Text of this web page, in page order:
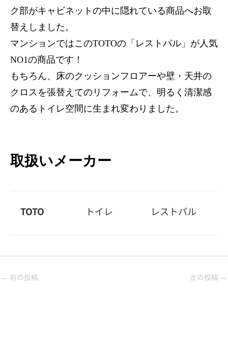
ク部がキャビネットの中に隠れている商品へお取
替えしました。
マンションではこのTOTOの「レストパル」が人気
NO1の商品です！
もちろん、床のクッションフロアーや壁・天井の
クロスを張替えてのリフォームで、明るく清潔感
のあるトイレ空間に生まれ変わりました。
取扱いメーカー
TOTO トイレ レストパル
← 前の投稿 次の投稿 →